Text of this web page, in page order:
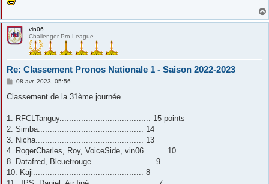
vin06
Challenger Pro League
Re: Classement Pronos Nationale 1 - Saison 2022-2023
M
s
g
08 avr. 2023, 05:56
Classement de la 31ème journée
1. RFCLTanguy...................................... 15 points
2. Simba............................................ 14
3. Nicha............................................. 13
4. RogerCharles, Roy, VoiceSide, vin06......... 10
8. Datafred, Bleuetrouge.......................... 9
10. Kaji.............................................. 8